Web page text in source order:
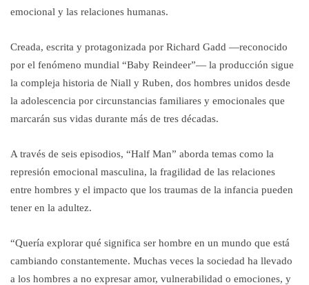
emocional y las relaciones humanas.
Creada, escrita y protagonizada por Richard Gadd —reconocido
por el fenómeno mundial “Baby Reindeer”— la producción sigue
la compleja historia de Niall y Ruben, dos hombres unidos desde
la adolescencia por circunstancias familiares y emocionales que
marcarán sus vidas durante más de tres décadas.
A través de seis episodios, “Half Man” aborda temas como la
represión emocional masculina, la fragilidad de las relaciones
entre hombres y el impacto que los traumas de la infancia pueden
tener en la adultez.
“Quería explorar qué significa ser hombre en un mundo que está
cambiando constantemente. Muchas veces la sociedad ha llevado
a los hombres a no expresar amor, vulnerabilidad o emociones, y